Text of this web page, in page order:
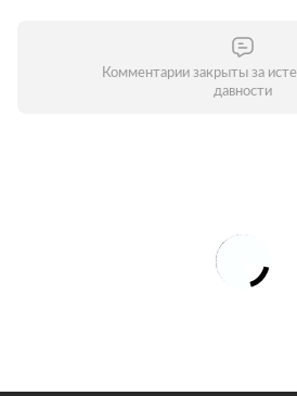
Комментарии закрыты за
давности